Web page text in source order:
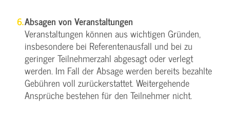
Absagen von Veranstaltungen
Veranstaltungen können aus wichtigen Gründen,
insbesondere bei Referentenausfall und bei zu
geringer Teilnehmerzahl abgesagt oder verlegt
werden. Im Fall der Absage werden bereits bezahlte
Gebühren voll zurückerstattet. Weitergehende
Ansprüche bestehen für den Teilnehmer nicht.